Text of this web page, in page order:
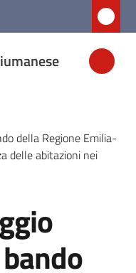
della Regione Emilia-
delle abitazioni nei